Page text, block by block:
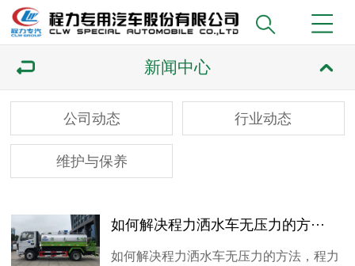
新闻中心
公司动态 行业动态
维护与保养
如何解决程力洒水车无压力的方···
如何解决程力洒水车无压力的方法，程力